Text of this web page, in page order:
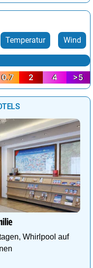
Temperatur Wind
0.7 2 4 >5
Whirlpool auf